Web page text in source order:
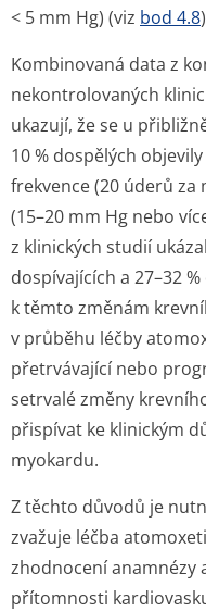
< 5 mm Hg) (viz bod 4.8
Kombinovaná data z
nekontrolovaných
ukazují, že se u
10 % dospělých
frekvence (20 úderů za
(15–20 mm Hg nebo
z klinických studií
dospívajících a 27–32
k těmto změnám
v průběhu léčby
přetrvávající nebo
setrvalé změny
přispívat ke klinickým
myokardu.
Z těchto důvodů je
zvažuje léčba
zhodnocení anamnézy
přítomnosti